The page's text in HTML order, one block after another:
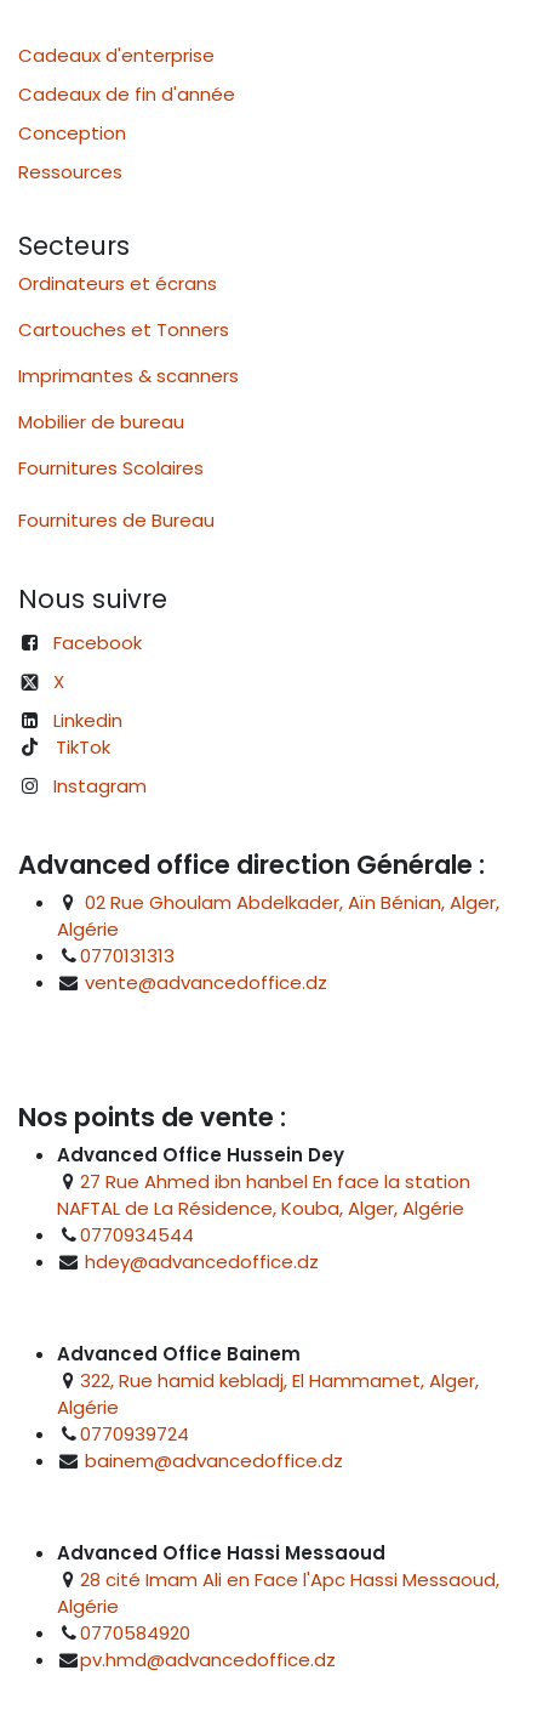
Cadeaux d'enterprise
Cadeaux de fin d'année
Conception
Ressources
Secteurs
Ordinateurs et écrans
Cartouches et Tonners
Imprimantes & scanners
Mobilier de bureau
Fournitures Scolaires
Fournitures de Bureau
Nous suivre
Facebook
X
Linkedin
TikTok
Instagram
Advanced office direction Générale :
02 Rue Ghoulam Abdelkader, Aïn Bénian, Alger,
Algérie
0770131313
vente@advancedoffice.dz
Nos points de vente :
Advanced Office Hussein Dey
27 Rue Ahmed ibn hanbel En face la station
NAFTAL de La Résidence, Kouba, Alger, Algérie
0770934544
hdey@advancedoffice.dz
Advanced Office Bainem
322, Rue hamid kebladj, El Hammamet, Alger,
Algérie
0770939724
bainem@advancedoffice.dz
Advanced Office Hassi Messaoud
28 cité Imam Ali en Face l'Apc Hassi Messaoud,
Algérie
0770584920
pv.hmd@advancedoffice.dz